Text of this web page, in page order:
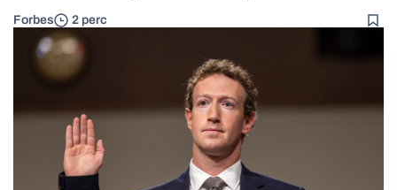
Forbes 2 perc